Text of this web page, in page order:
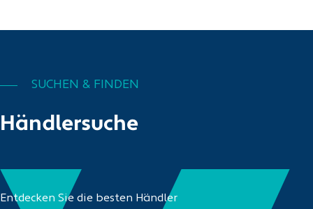
Händlersuche
SUCHEN & FINDEN
Entdecken Sie die besten Händler